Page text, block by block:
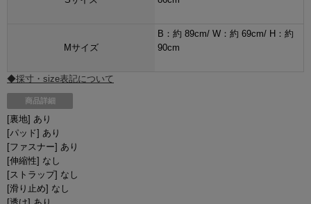
Mサイズ
B：約 89cm/ W：約 69cm/ H：約
90cm
◆採寸・size表記について
商品詳細
[裏地] あり
[パッド] あり
[ファスナー] あり
[伸縮性] なし
[ストラップ] なし
[滑り止め] なし